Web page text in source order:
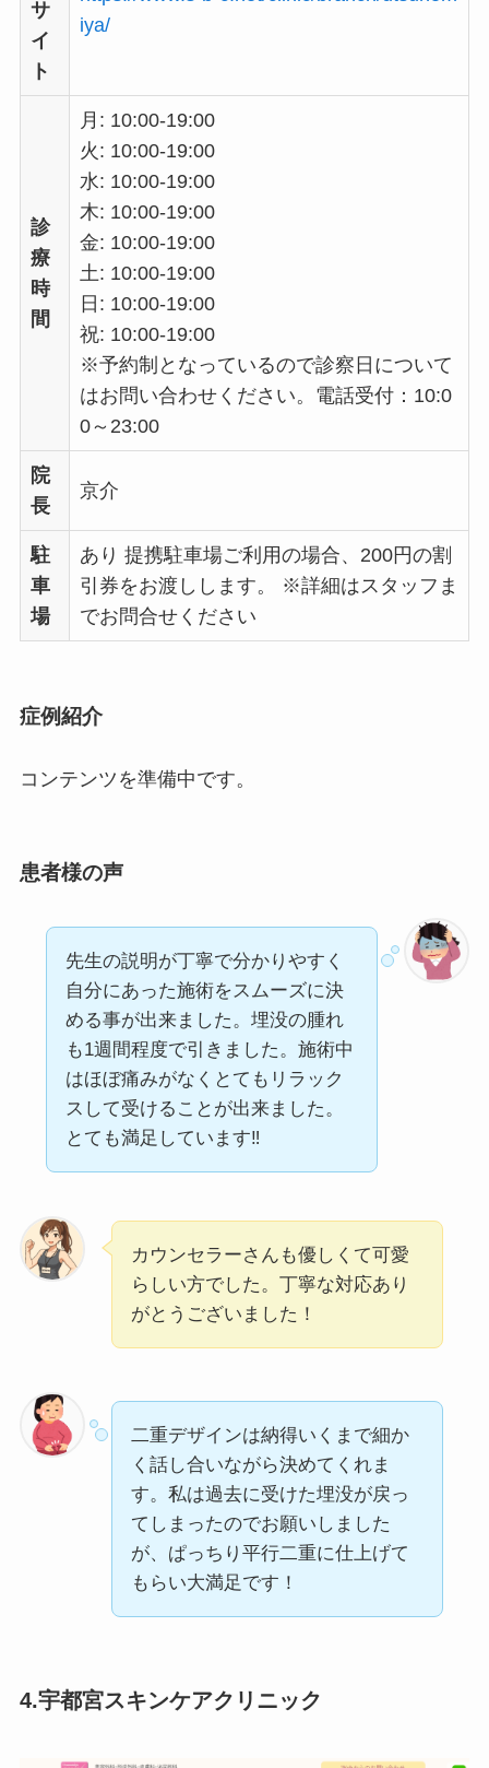
サ
イ
ト
iya/
診
療
時
間
月: 10:00-19:00
火: 10:00-19:00
水: 10:00-19:00
木: 10:00-19:00
金: 10:00-19:00
土: 10:00-19:00
日: 10:00-19:00
祝: 10:00-19:00
※予約制となっているので診察日について
はお問い合わせください。電話受付：10:0
0～23:00
院
長
京介
駐
車
場
あり 提携駐車場ご利用の場合、200円の割
引券をお渡しします。 ※詳細はスタッフま
でお問合せください
症例紹介
コンテンツを準備中です。
患者様の声
先生の説明が丁寧で分かりやすく
自分にあった施術をスムーズに決
める事が出来ました。埋没の腫れ
も1週間程度で引きました。施術中
はほぼ痛みがなくとてもリラック
スして受けることが出来ました。
とても満足しています‼️
カウンセラーさんも優しくて可愛
らしい方でした。丁寧な対応あり
がとうございました！
二重デザインは納得いくまで細か
く話し合いながら決めてくれま
す。私は過去に受けた埋没が戻っ
てしまったのでお願いしました
が、ぱっちり平行二重に仕上げて
もらい大満足です！
4.宇都宮スキンケアクリニック